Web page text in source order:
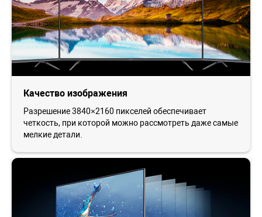
Качество изображения
Разрешение 3840×2160 пикселей обеспечивает
четкость, при которой можно рассмотреть даже самые
мелкие детали.